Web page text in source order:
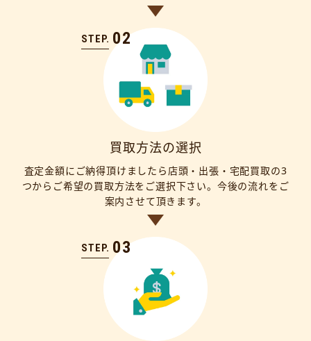
STEP. 02
買取方法の選択
査定金額にご納得頂けましたら店頭・出張・宅配買取の3
つからご希望の買取方法をご選択下さい。今後の流れをご
案内させて頂きます。
STEP. 03